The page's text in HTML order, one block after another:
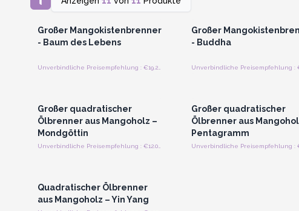
für Großhandelspreise
Großer Mangokistenbrenner
- Baum des Lebens
Großer
- Buddha
Großer quadratischer
Ölbrenner aus Mangoholz –
Mondgöttin
Großer quadratischer
Ölbrenner aus
Pentagramm
Quadratischer Ölbrenner
aus Mangoholz – Yin Yang